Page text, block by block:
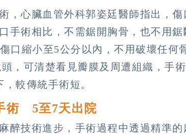
，心臟血管外科郭姿廷醫師指出，傷
手術相比，不需鋸開胸骨，也不用
口縮小至5公分以內，不用破壞任何
，可清楚看見瓣膜及周遭組織，手
較傳統手術短。
術 5至7天出院
醉技術進步，手術過程中透過精準的